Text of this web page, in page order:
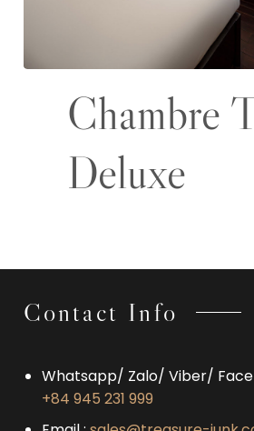
Chambre
Deluxe
Contact Info
Whatsapp/ Zalo/ Viber/
+84 945 231 999